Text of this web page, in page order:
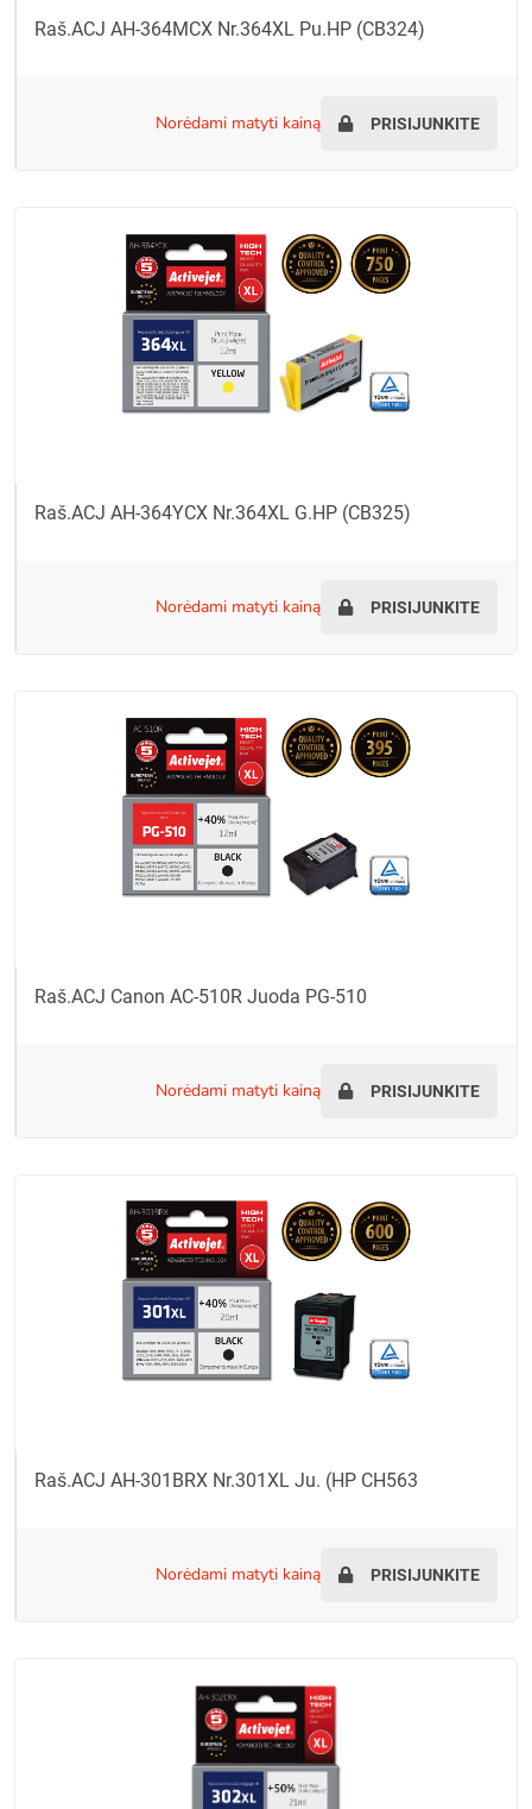
Raš.ACJ AH-364MCX Nr.364XL Pu.HP (CB324)
norėdami matyti kainą PRISIJUNKITE
Raš.ACJ AH-364YCX Nr.364XL G.HP (CB325)
norėdami matyti kainą PRISIJUNKITE
Raš.ACJ Canon AC-510R Juoda PG-510
norėdami matyti kainą PRISIJUNKITE
Raš.ACJ AH-301BRX Nr.301XL Ju. (HP CH563
norėdami matyti kainą PRISIJUNKITE